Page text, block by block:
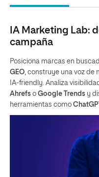
IA Marketing Lab:
campaña
Posiciona marcas en
GEO, construye una voz de
IA-friendly. Analiza
Ahrefs o Google Trends y
herramientas como